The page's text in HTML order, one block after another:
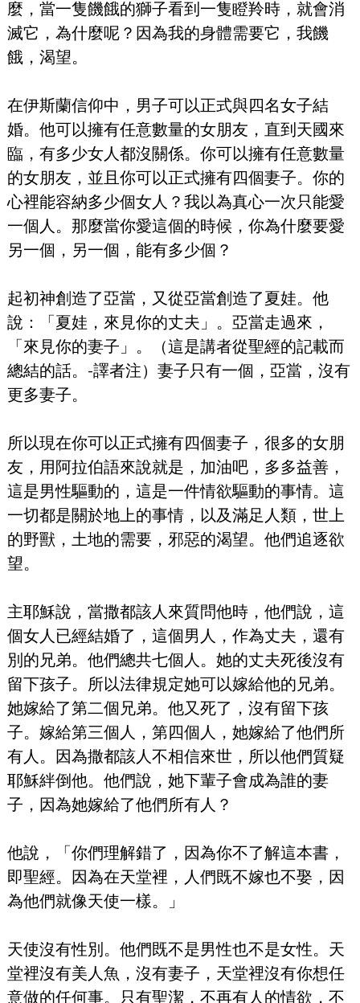
麼，當一隻饑餓的獅子看到一隻瞪羚時，就會消
滅它，為什麼呢？因為我的身體需要它，我饑
餓，渴望。
在伊斯蘭信仰中，男子可以正式與四名女子結
婚。他可以擁有任意數量的女朋友，直到天國來
臨，有多少女人都沒關係。你可以擁有任意數量
的女朋友，並且你可以正式擁有四個妻子。你的
心裡能容納多少個女人？我以為真心一次只能愛
一個人。那麼當你愛這個的時候，你為什麼要愛
另一個，另一個，能有多少個？
起初神創造了亞當，又從亞當創造了夏娃。他
說：「夏娃，來見你的丈夫」。亞當走過來，
「來見你的妻子」。（這是講者從聖經的記載而
總結的話。-譯者注）妻子只有一個，亞當，沒有
更多妻子。
所以現在你可以正式擁有四個妻子，很多的女朋
友，用阿拉伯語來說就是，加油吧，多多益善，
這是男性驅動的，這是一件情欲驅動的事情。這
一切都是關於地上的事情，以及滿足人類，世上
的野獸，土地的需要，邪惡的渴望。他們追逐欲
望。
主耶穌說，當撒都該人來質問他時，他們說，這
個女人已經結婚了，這個男人，作為丈夫，還有
別的兄弟。他們總共七個人。她的丈夫死後沒有
留下孩子。所以法律規定她可以嫁給他的兄弟。
她嫁給了第二個兄弟。他又死了，沒有留下孩
子。嫁給第三個人，第四個人，她嫁給了他們所
有人。因為撒都該人不相信來世，所以他們質疑
耶穌絆倒他。他們說，她下輩子會成為誰的妻
子，因為她嫁給了他們所有人？
他說，「你們理解錯了，因為你不了解這本書，
即聖經。因為在天堂裡，人們既不嫁也不娶，因
為他們就像天使一樣。」
天使沒有性別。他們既不是男性也不是女性。天
堂裡沒有美人魚，沒有妻子，天堂裡沒有你想任
意做的任何事。只有聖潔，不再有人的情欲，不